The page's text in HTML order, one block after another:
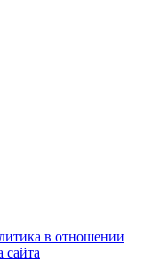
в отношении
сайта